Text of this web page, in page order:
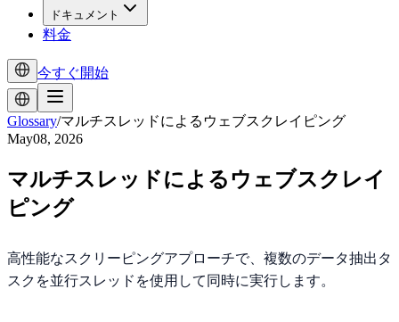
ドキュメント
料金
今すぐ開始
Glossary/マルチスレッドによるウェブスクレイピング
May08, 2026
マルチスレッドによるウェブスクレイ
ピング
高性能なスクリーピングアプローチで、複数のデータ抽出タ
スクを並行スレッドを使用して同時に実行します。